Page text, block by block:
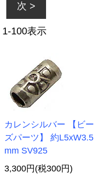
次 >
1-100表示
カレンシルバー 【ビー
ズパーツ】 約L5xW3.5
mm SV925
3,300円(税300円)